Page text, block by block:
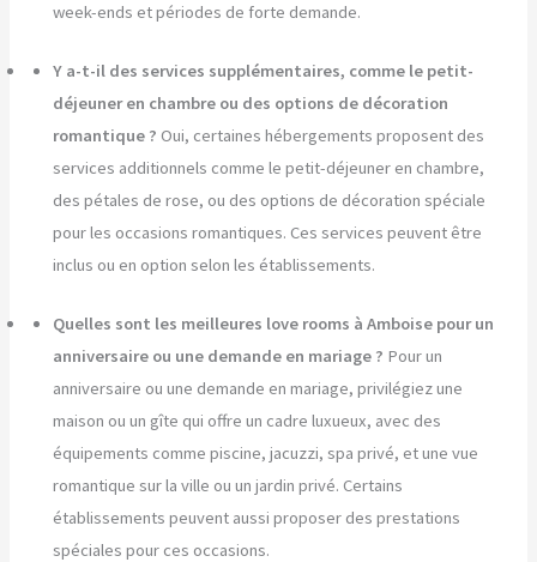
week-ends et périodes de forte demande.
Y a-t-il des services supplémentaires, comme le petit-
déjeuner en chambre ou des options de décoration
romantique ? Oui, certaines hébergements proposent des
services additionnels comme le petit-déjeuner en chambre,
des pétales de rose, ou des options de décoration spéciale
pour les occasions romantiques. Ces services peuvent être
inclus ou en option selon les établissements.
Quelles sont les meilleures love rooms à Amboise pour un
anniversaire ou une demande en mariage ? Pour un
anniversaire ou une demande en mariage, privilégiez une
maison ou un gîte qui offre un cadre luxueux, avec des
équipements comme piscine, jacuzzi, spa privé, et une vue
romantique sur la ville ou un jardin privé. Certains
établissements peuvent aussi proposer des prestations
spéciales pour ces occasions.